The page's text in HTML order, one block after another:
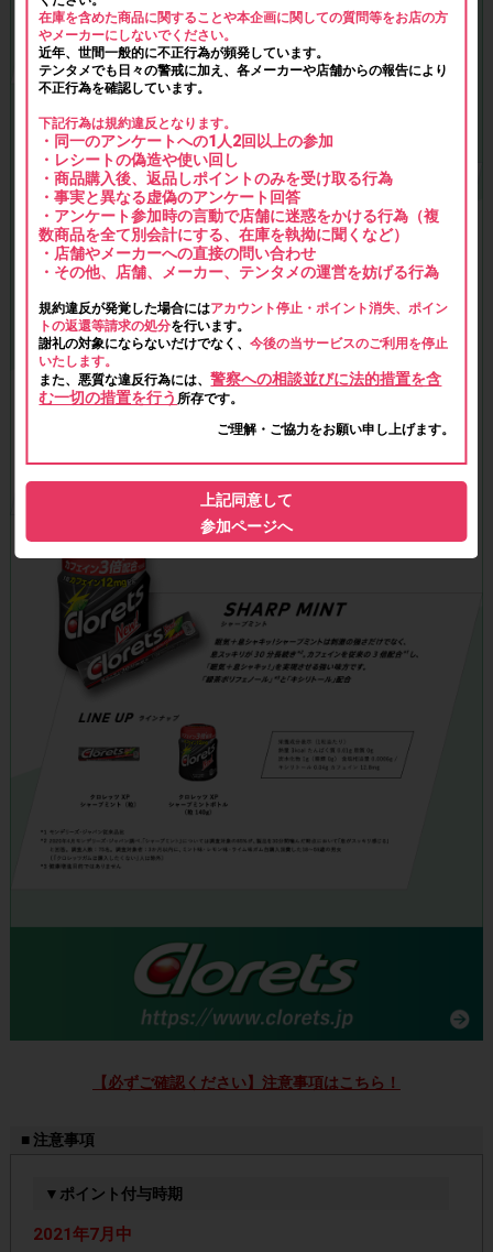
【必ずご確認ください】注意事項はこちら！
■ 注意事項
▼ポイント付与時期
2021年7月中
在庫を含めた商品に関することや本企画に関しての質問等をお店の方
やメーカーにしないでください。
近年、世間一般的に不正行為が頻発しています。
テンタメでも日々の警戒に加え、各メーカーや店舗からの報告により
不正行為を確認しています。
下記行為は規約違反となります。
・同一のアンケートへの1人2回以上の参加
・レシートの偽造や使い回し
・商品購入後、返品しポイントのみを受け取る行為
・事実と異なる虚偽のアンケート回答
・アンケート参加時の言動で店舗に迷惑をかける行為（複
数商品を全て別会計にする、在庫を執拗に聞くなど）
・店舗やメーカーへの直接の問い合わせ
・その他、店舗、メーカー、テンタメの運営を妨げる行為
規約違反が発覚した場合にはアカウント停止・ポイント消失、ポイン
トの返還等請求の処分を行います。
謝礼の対象にならないだけでなく、今後の当サービスのご利用を停止
いたします。
また、悪質な違反行為には、警察への相談並びに法的措置を含
む一切の措置を行う 所存です。
ご理解・ご協力をお願い申し上げます。
上記同意して
参加ページへ